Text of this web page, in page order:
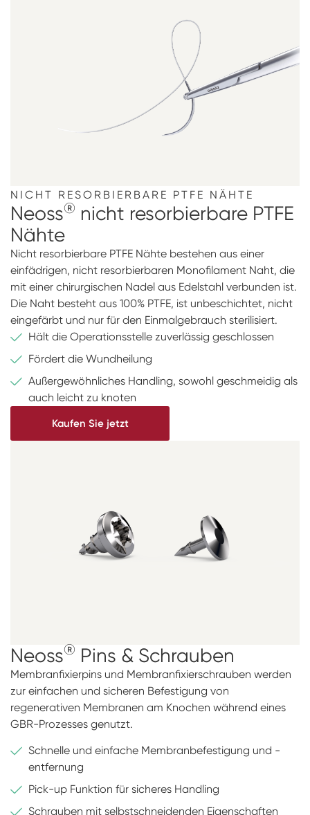
NICHT RESORBIERBARE PTFE NÄHTE
Neoss® nicht resorbierbare PTFE
Nähte
Nicht resorbierbare PTFE Nähte bestehen aus einer
einfädrigen, nicht resorbierbaren Monofilament Naht, die
mit einer chirurgischen Nadel aus Edelstahl verbunden ist.
Die Naht besteht aus 100% PTFE, ist unbeschichtet, nicht
eingefärbt und nur für den Einmalgebrauch sterilisiert.
Hält die Operationsstelle zuverlässig geschlossen
Fördert die Wundheilung
Außergewöhnliches Handling, sowohl geschmeidig als
auch leicht zu knoten
Kaufen Sie jetzt
Neoss® Pins & Schrauben
Membranfixierpins und Membranfixierschrauben werden
zur einfachen und sicheren Befestigung von
regenerativen Membranen am Knochen während eines
GBR-Prozesses genutzt.
Schnelle und einfache Membranbefestigung und -
entfernung
Pick-up Funktion für sicheres Handling
Schrauben mit selbstschneidenden Eigenschaften